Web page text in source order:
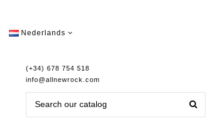
Nederlands
(+34) 678 754 518
info@allnewrock.com